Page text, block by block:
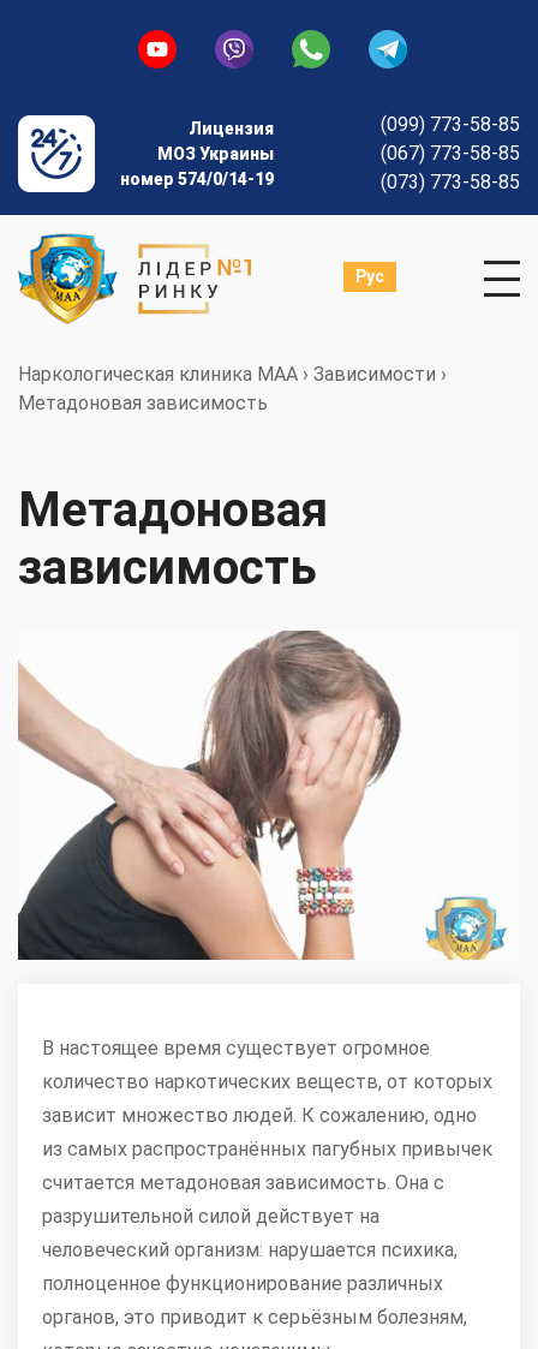
Лицензия
МОЗ Украины
номер 574/0/14-19
(099) 773-58-85
(067) 773-58-85
(073) 773-58-85
Рус
Наркологическая клиника МАА › Зависимости ›
Метадоновая зависимость
Метадоновая
зависимость
В настоящее время существует огромное
количество наркотических веществ, от которых
зависит множество людей. К сожалению, одно
из самых распространённых пагубных привычек
считается метадоновая зависимость. Она с
разрушительной силой действует на
человеческий организм: нарушается психика,
полноценное функционирование различных
органов, это приводит к серьёзным болезням,